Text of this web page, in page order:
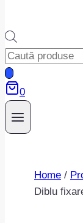
Products
search
0
Home /
Diblu